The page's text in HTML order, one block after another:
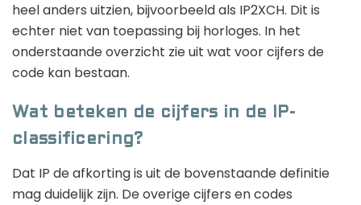
heel anders uitzien, bijvoorbeeld als IP2XCH. Dit is
echter niet van toepassing bij horloges. In het
onderstaande overzicht zie uit wat voor cijfers de
code kan bestaan.
Wat beteken de cijfers in de IP-
classificering?
Dat IP de afkorting is uit de bovenstaande definitie
mag duidelijk zijn. De overige cijfers en codes